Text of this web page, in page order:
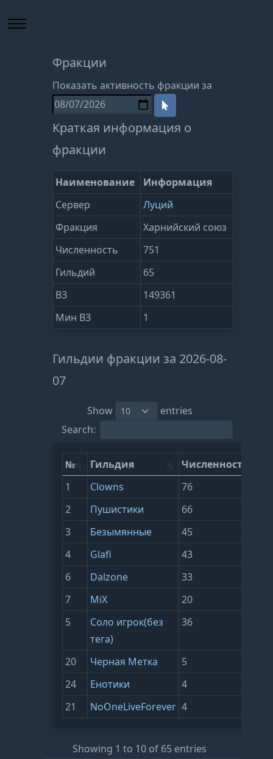
Фракции
Показать активность фракции за
Краткая информация о
фракции
Наименование
Информация
Сервер
Луций
Фракция
Харнийский союз
Численность
751
Гильдий
65
ВЗ
149361
Мин ВЗ
1
Гильдии фракции за 2026-08-
07
Show
entries
Search:
№ Гильдия Численность
1
Clowns 76
2
Пушистики 66
3
Безымянные 45
4
Glafi 43
6
Dalzone 33
7
MiX 20
5
Соло игрок(без
тега)
36
20 Черная Метка 5
24
Енотики 4
21
NoOneLiveForever 4
Showing 1 to 10 of 65 entries